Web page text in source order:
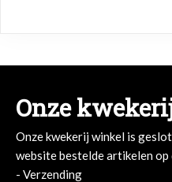
Onze
Onze kwekerij winkel is
website bestelde artikelen
- Verzending